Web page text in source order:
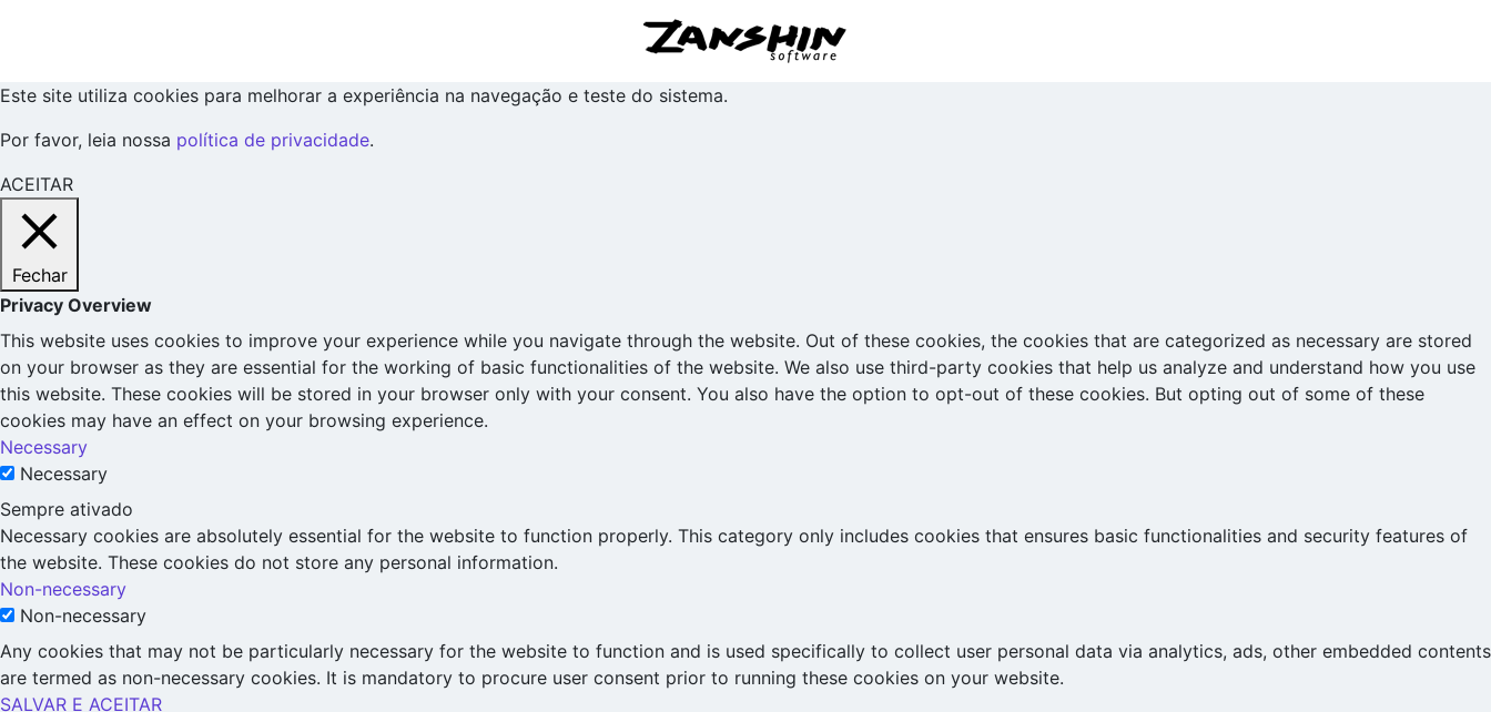
Este site utiliza cookies para melhorar a experiência na navegação e teste do sistema.
Por favor, leia nossa política de privacidade.
ACEITAR
Fechar
Privacy Overview
This website uses cookies to improve your experience while you navigate through the website. Out of these cookies, the cookies that are categorized as necessary are stored
on your browser as they are essential for the working of basic functionalities of the website. We also use third-party cookies that help us analyze and understand how you use
this website. These cookies will be stored in your browser only with your consent. You also have the option to opt-out of these cookies. But opting out of some of these
cookies may have an effect on your browsing experience.
Necessary
Necessary
Sempre ativado
Necessary cookies are absolutely essential for the website to function properly. This category only includes cookies that ensures basic functionalities and security features of
the website. These cookies do not store any personal information.
Non-necessary
Non-necessary
Any cookies that may not be particularly necessary for the website to function and is used specifically to collect user personal data via analytics, ads, other embedded contents
are termed as non-necessary cookies. It is mandatory to procure user consent prior to running these cookies on your website.
SALVAR E ACEITAR